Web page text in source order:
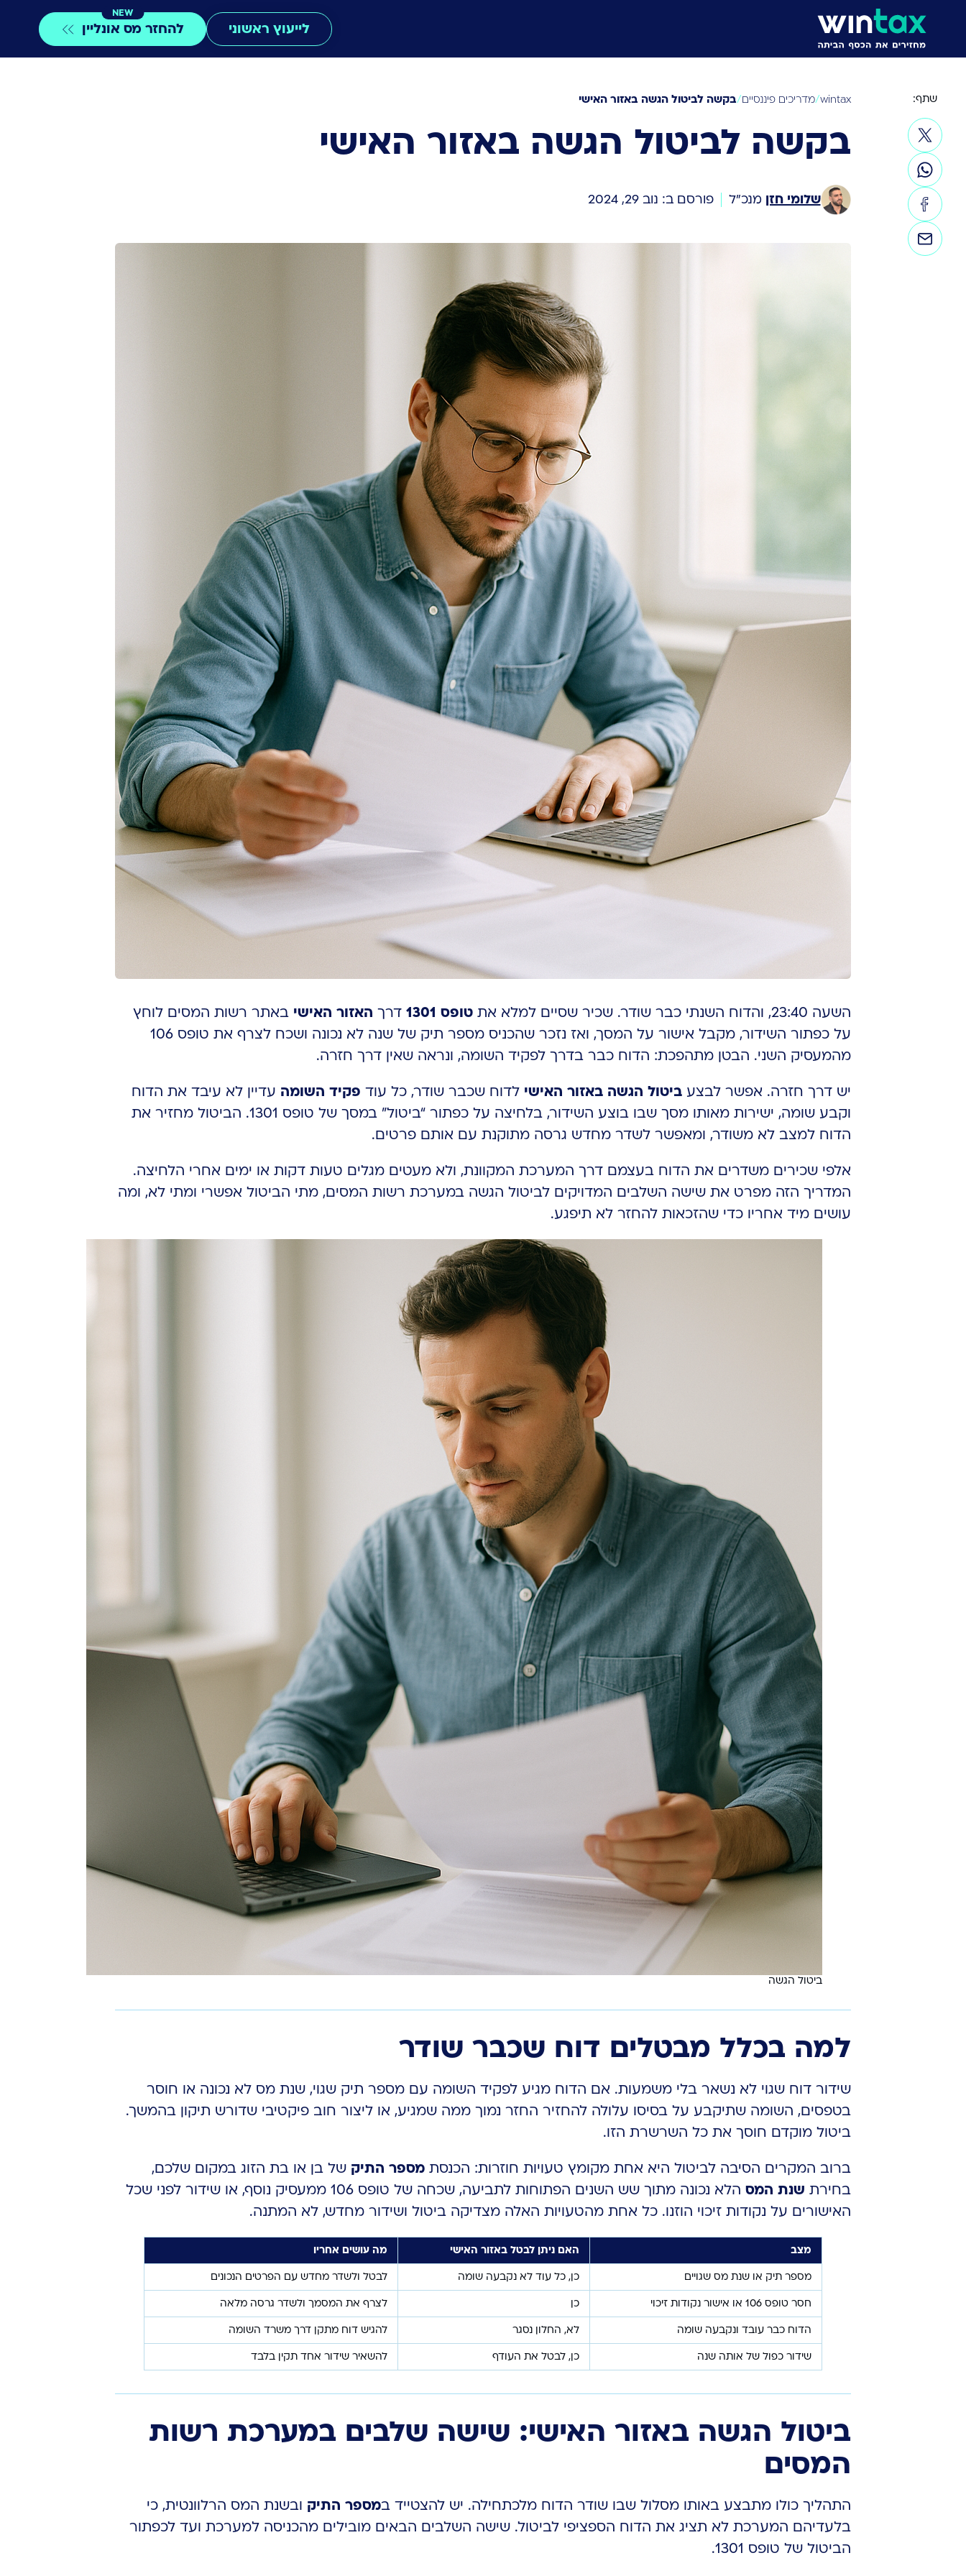
לייעוץ ראשוני להחזר מס אונליין
NEW
שתף: wintax
/מדריכים פיננסיים/בקשה לביטול הגשה באזור האישי
בקשה לביטול הגשה באזור האישי
שלומי חזן מנכ״ל פורסם ב: נוב 29, 2024
השעה 23:40, והדוח השנתי כבר שודר. שכיר שסיים למלא את טופס 1301 דרך האזור האישי באתר רשות המסים לוחץ
על כפתור השידור, מקבל אישור על המסך, ואז נזכר שהכניס מספר תיק של שנה לא נכונה ושכח לצרף את טופס 106
מהמעסיק השני. הבטן מתהפכת: הדוח כבר בדרך לפקיד השומה, ונראה שאין דרך חזרה.
יש דרך חזרה. אפשר לבצעביטול הגשה באזור האישי לדוח שכבר שודר, כל עוד פקיד השומה עדיין לא עיבד את הדוח
וקבע שומה, ישירות מאותו מסך שבו בוצע השידור, בלחיצה על כפתור “ביטול” במסך של טופס 1301. הביטול מחזיר את
הדוח למצב לא משודר, ומאפשר לשדר מחדש גרסה מתוקנת עם אותם פרטים.
אלפי שכירים משדרים את הדוח בעצמם דרך המערכת המקוונת, ולא מעטים מגלים טעות דקות או ימים אחרי הלחיצה.
המדריך הזה מפרט את שישה השלבים המדויקים לביטול הגשה במערכת רשות המסים, מתי הביטול אפשרי ומתי לא, ומה
עושים מיד אחריו כדי שהזכאות להחזר לא תיפגע.
ביטול הגשה
למה בכלל מבטלים דוח שכבר שודר
שידור דוח שגוי לא נשאר בלי משמעות. אם הדוח מגיע לפקיד השומה עם מספר תיק שגוי, שנת מס לא נכונה או חוסר
בטפסים, השומה שתיקבע על בסיסו עלולה להחזיר החזר נמוך ממה שמגיע, או ליצור חוב פיקטיבי שדורש תיקון בהמשך.
ביטול מוקדם חוסך את כל השרשרת הזו.
ברוב המקרים הסיבה לביטול היא אחת מקומץ טעויות חוזרות: הכנסתמספר התיק של בן או בת הזוג במקום שלכם,
בחירת שנת המס
הלא נכונה מתוך שש השנים הפתוחות לתביעה, שכחה של טופס 106 ממעסיק נוסף, או שידור לפני שכל
האישורים על נקודות זיכוי הוזנו. כל אחת מהטעויות האלה מצדיקה ביטול ושידור מחדש, לא המתנה.
מצב האם ניתן לבטל באזור האישי
מה עושים אחריו
מספר תיק או שנת מס שגויים
כן, כל עוד לא נקבעה שומה
לבטל ולשדר מחדש עם הפרטים הנכונים
חסר טופס 106 או אישור נקודות זיכוי
כן
לצרף את המסמך ולשדר גרסה מלאה
הדוח כבר עובד ונקבעה שומה
לא, החלון נסגר
להגיש דוח מתקן דרך משרד השומה
שידור כפול של אותה שנה
כן, לבטל את העודף להשאיר שידור אחד תקין בלבד
ביטול הגשה באזור האישי: שישה שלבים במערכת רשות
המסים
התהליך כולו מתבצע באותו מסלול שבו שודר הדוח מלכתחילה. יש להצטייד במספר התיק ובשנת המס הרלוונטית, כי
בלעדיהם המערכת לא תציג את הדוח הספציפי לביטול. שישה השלבים הבאים מובילים מהכניסה למערכת ועד לכפתור
הביטול של טופס 1301.